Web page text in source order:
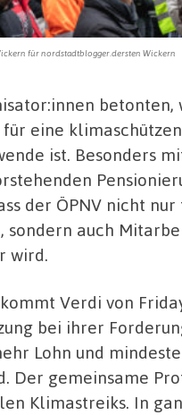
für nordstadtblogger.dersten Wickern
betonten,
für eine
ist. Besonders
der ÖPNV nicht nur
sondern auch
wird.
Verdi von
bei ihrer
Lohn und
Der gemeinsame
Klimastreiks. In